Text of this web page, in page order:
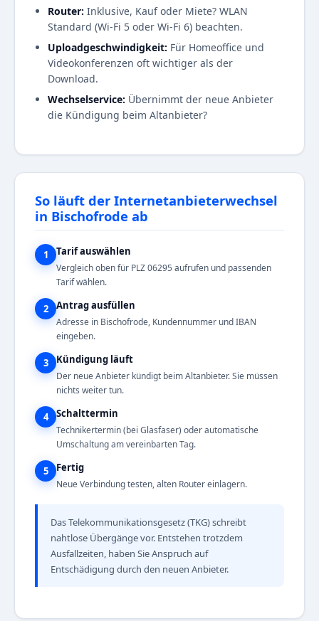
Router: Inklusive, Kauf oder Miete? WLAN
Standard (Wi-Fi 5 oder Wi-Fi 6) beachten.
Uploadgeschwindigkeit: Für Homeoffice und
Videokonferenzen oft wichtiger als der
Download.
Wechselservice: Übernimmt der neue Anbieter
die Kündigung beim Altanbieter?
So läuft der Internetanbieterwechsel
in Bischofrode ab
1 Tarif auswählen
Vergleich oben für PLZ 06295 aufrufen und passenden
Tarif wählen.
2 Antrag ausfüllen
Adresse in Bischofrode, Kundennummer und IBAN
eingeben.
3 Kündigung läuft
Der neue Anbieter kündigt beim Altanbieter. Sie müssen
nichts weiter tun.
4 Schalttermin
Technikertermin (bei Glasfaser) oder automatische
Umschaltung am vereinbarten Tag.
5 Fertig
Neue Verbindung testen, alten Router einlagern.
Das Telekommunikationsgesetz (TKG) schreibt
nahtlose Übergänge vor. Entstehen trotzdem
Ausfallzeiten, haben Sie Anspruch auf
Entschädigung durch den neuen Anbieter.